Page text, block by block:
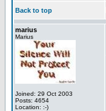
Back to top
marius
Marius
Joined: 29 Oct 2003
Posts: 4654
Location: :-)